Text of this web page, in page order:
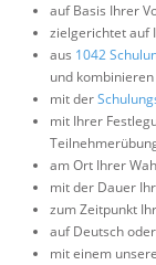
auf Basis Ihrer
zielgerichtet auf
aus 1042
und
mit der
mit Ihrer
am Ort Ihrer
mit der Dauer
zum Zeitpunkt
auf Deutsch
mit einem